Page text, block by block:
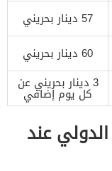
57 دينار بحريني
60 دينار بحريني
3 دينار بحريني عن
كل يوم إضافي
عند